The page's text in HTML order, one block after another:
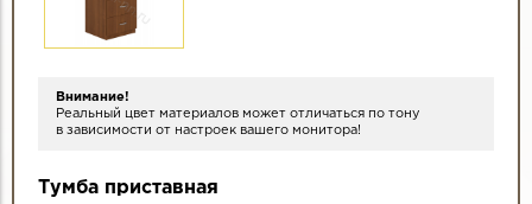
Внимание!
Реальный цвет материалов может отличаться по тону
в зависимости от настроек вашего монитора!
Тумба приставная